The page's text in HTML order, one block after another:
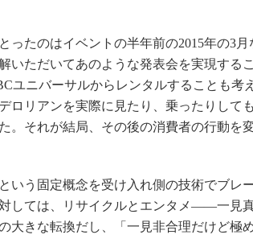
たのはイベントの半年前の2015年の3月
いただいてあのような発表会を実現する
ユニバーサルからレンタルすることも考
ロリアンを実際に見たり、乗ったりして
。それが結局、その後の消費者の行動を
いう固定概念を受け入れ側の技術でブレ
しては、リサイクルとエンタメ――一見
大きな転換だし、「一見非合理だけど極